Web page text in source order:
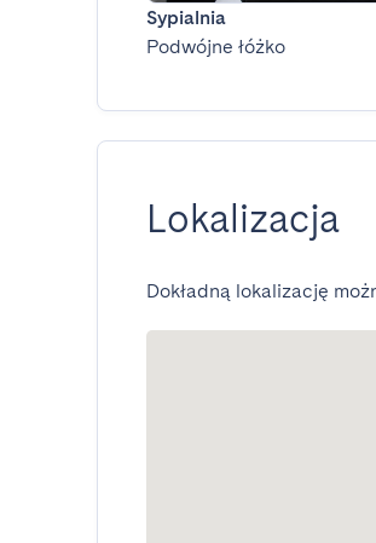
Sypialnia
Podwójne łóżko
Lokalizacja
Dokładną lokalizację